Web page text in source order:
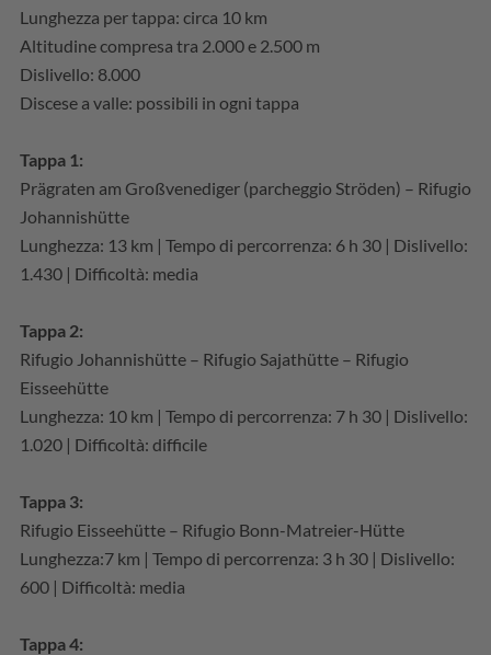
Lunghezza per tappa: circa 10 km
Altitudine compresa tra 2.000 e 2.500 m
Dislivello: 8.000
Discese a valle: possibili in ogni tappa
Tappa 1:
Prägraten am Großvenediger (parcheggio Ströden) – Rifugio
Johannishütte
Lunghezza: 13 km | Tempo di percorrenza: 6 h 30 | Dislivello:
1.430 | Difficoltà: media
Tappa 2:
Rifugio Johannishütte – Rifugio Sajathütte – Rifugio
Eisseehütte
Lunghezza: 10 km | Tempo di percorrenza: 7 h 30 | Dislivello:
1.020 | Difficoltà: difficile
Tappa 3:
Rifugio Eisseehütte – Rifugio Bonn-Matreier-Hütte
Lunghezza:7 km | Tempo di percorrenza: 3 h 30 | Dislivello:
600 | Difficoltà: media
Tappa 4: